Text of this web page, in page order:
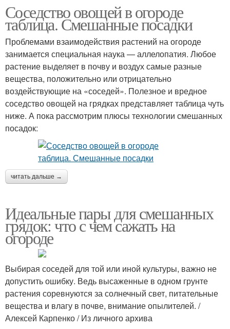
Соседство овощей в огороде
таблица. Смешанные посадки
Проблемами взаимодействия растений на огороде
занимается специальная наука — аллелопатия. Любое
растение выделяет в почву и воздух самые разные
вещества, положительно или отрицательно
воздействующие на «соседей». Полезное и вредное
соседство овощей на грядках представляет таблица чуть
ниже. А пока рассмотрим плюсы технологии смешанных
посадок:
читать дальше →
Идеальные пары для смешанных
грядок: что с чем сажать на
огороде
Выбирая соседей для той или иной культуры, важно не
допустить ошибку. Ведь высаженные в одном грунте
растения соревнуются за солнечный свет, питательные
вещества и влагу в почве, внимание опылителей. /
Алексей Карпенко / Из личного архива